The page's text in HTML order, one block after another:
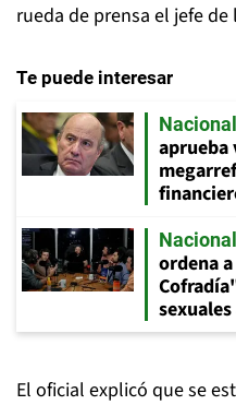
rueda de prensa el jefe
Te puede interesar
Nacional
aprueba
Nacional
ordena
El oficial explicó que se